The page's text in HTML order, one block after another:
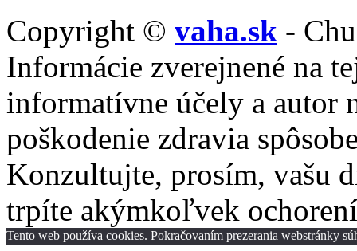
Copyright © vaha.sk -
Informácie zverejnené na
informatívne účely a autor
poškodenie zdravia
Konzultujte, prosím, vašu
trpíte akýmkoľvek
Tento web používa cookies. Pokračovaním prezerania webstránky